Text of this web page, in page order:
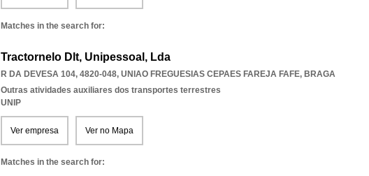
Matches in the search for:
Tractornelo Dlt, Unipessoal, Lda
R DA DEVESA 104, 4820-048, UNIAO FREGUESIAS CEPAES FAREJA FAFE, BRAGA
Outras atividades auxiliares dos transportes terrestres
UNIP
Ver empresa Ver no Mapa
Matches in the search for: